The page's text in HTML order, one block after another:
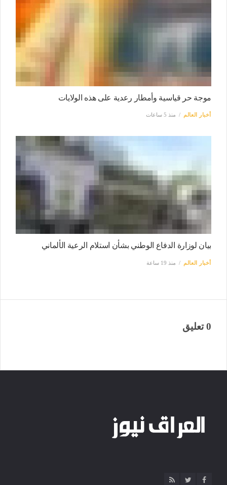
موجة حر قياسية وأمطار رعدية على هذه الولايات
أخبار العالم منذ 5 ساعات
بيان لوزارة الدفاع الوطني بشأن استلام الرعية الألماني
أخبار العالم منذ 19 ساعة
0 تعليق